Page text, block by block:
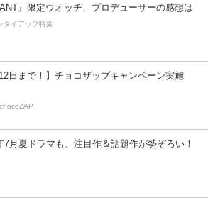
』限定ウオッチ、プロデューサーの感想は
タイアップ特集
12日まで！】チョコザップキャンペーン実施
chocoZAP
7月夏ドラマも、注目作＆話題作が勢ぞろい！